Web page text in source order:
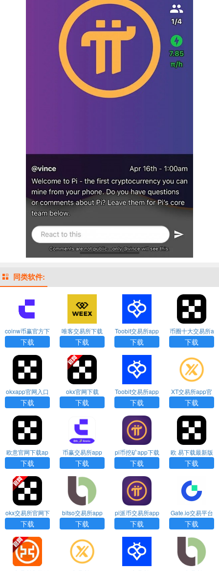
同类软件:
coinw币赢官方下
载APP
下载
唯客交易所下载
官网app
下载
Toobit交易所app
最新版下载
下载
币圈十大交易所a
pp下载
下载
okxapp官网入口
下载
下载
okx官网下载
下载
Toobit交易所app
官网下载
下载
XT交易所app官
网最新版下载
下载
欧意官网下载ap
p
下载
币赢交易所app
官网下载安卓版
下载
pi币挖矿app下载
官网
下载
欧 易下载最新版
下载
okx交易所官网下
载
下载
bitso交易所app
最新版下载
下载
pi派币交易所app
官方版下载
下载
Gate.io交易平台
官方app下载手
机版
下载